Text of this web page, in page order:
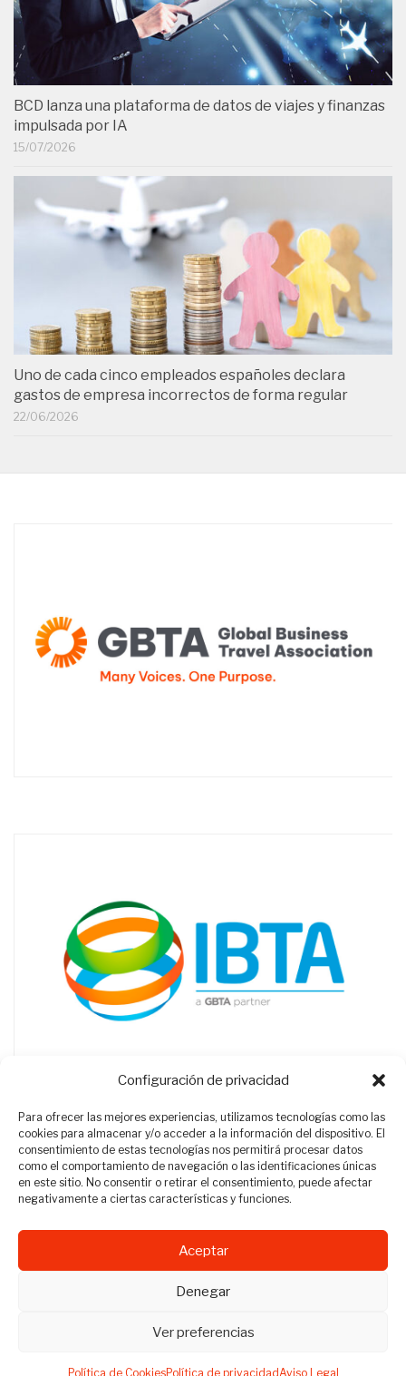
Configuración de privacidad
Para ofrecer las mejores experiencias, utilizamos tecnologías como las
cookies para almacenar y/o acceder a la información del dispositivo. El
consentimiento de estas tecnologías nos permitirá procesar datos
como el comportamiento de navegación o las identificaciones únicas
en este sitio. No consentir o retirar el consentimiento, puede afectar
negativamente a ciertas características y funciones.
Aceptar
Denegar
Ver preferencias
Política de CookiesPolítica de privacidad Aviso Legal
BCD lanza una plataforma de datos de viajes y finanzas
impulsada por IA
15/07/2026
Uno de cada cinco empleados españoles declara
gastos de empresa incorrectos de forma regular
22/06/2026
Revista Travel Manager © 2012 - 2026
Todos los derechos reservados.